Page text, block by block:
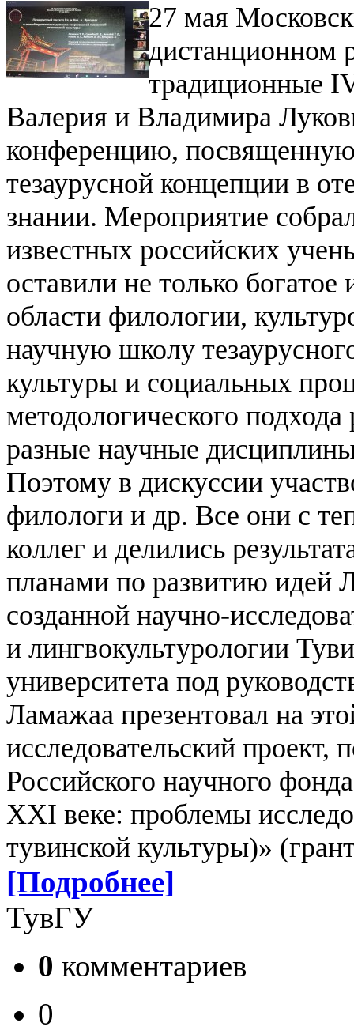
27 мая
дистанционном
традиционные
Валерия и Владимира
конференцию,
тезаурусной концепции в
знании. Мероприятие
известных российских
оставили не только богатое
области филологии,
научную школу
культуры и социальных
методологического
разные научные
Поэтому в дискуссии
филологи и др. Все они с
коллег и делились
планами по развитию идей
созданной научно-
и лингвокультурологии
университета под
Ламажаа презентовал на
исследовательский
Российского научного
XXI веке: проблемы
тувинской культуры)»
[Подробнее]
ТувГУ
0 комментариев
0